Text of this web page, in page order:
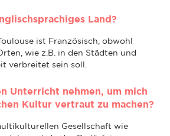
Land?
ist Französisch, obwohl
wie z.B. in den Städten und
verbreitet sein soll.
Unterricht nehmen, um mich
Kultur vertraut zu machen?
Gesellschaft wie